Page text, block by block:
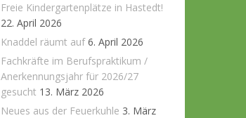
Freie Kindergartenplätze in Hastedt!
22. April 2026
Knaddel räumt auf 6. April 2026
Fachkräfte im Berufspraktikum /
Anerkennungsjahr für 2026/27
gesucht 13. März 2026
Neues aus der Feuerkuhle 3. März